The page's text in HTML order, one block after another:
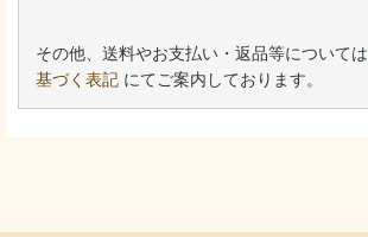
その他、送料やお支払い・返品等については
基づく表記 にてご案内しております。